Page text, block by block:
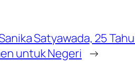
Satyawada, 25
untuk Negeri →